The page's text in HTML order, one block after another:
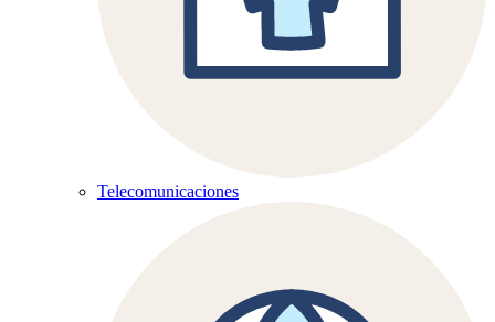
Telecomunicaciones